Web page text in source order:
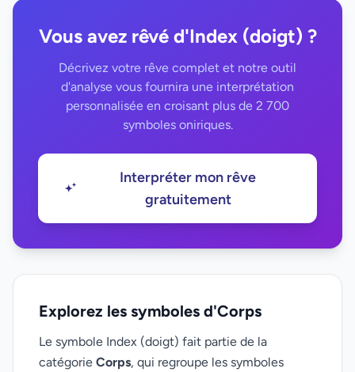
Vous avez rêvé d'Index (doigt) ?
Décrivez votre rêve complet et notre outil
d'analyse vous fournira une interprétation
personnalisée en croisant plus de 2 700
symboles oniriques.
Interpréter mon rêve
gratuitement
Explorez les symboles d'Corps
Le symbole Index (doigt) fait partie de la
catégorie Corps, qui regroupe les symboles